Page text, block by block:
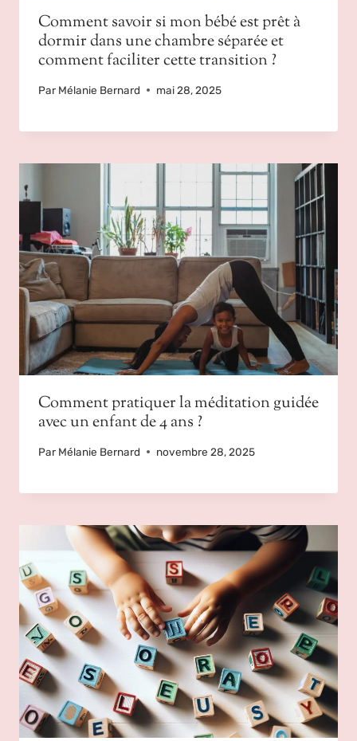
Comment savoir si mon bébé est prêt à
dormir dans une chambre séparée et
comment faciliter cette transition ?
Par Mélanie Bernard mai 28, 2025
Comment pratiquer la méditation guidée
avec un enfant de 4 ans ?
Par Mélanie Bernard novembre 28, 2025